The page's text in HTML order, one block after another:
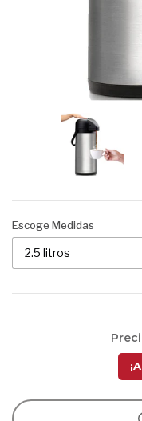
Escoge Medidas